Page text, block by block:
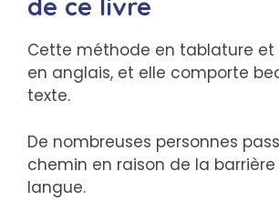
de ce livre
Cette méthode en tablature et
en anglais, et elle comporte
texte.
De nombreuses personnes
chemin en raison de la
langue.